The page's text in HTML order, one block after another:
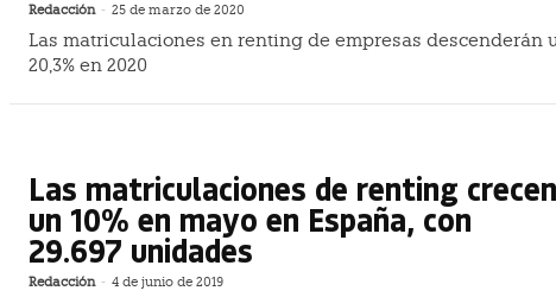
Redacción - 25 de marzo de 2020
Las matriculaciones en renting de empresas descenderán
20,3% en 2020
Las matriculaciones de renting crecen
un 10% en mayo en España, con
29.697 unidades
Redacción - 4 de junio de 2019